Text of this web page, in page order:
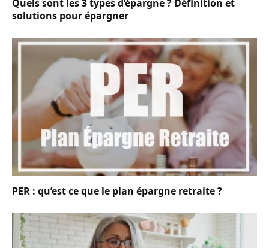
Quels sont les 3 types d’épargne ? Définition et
solutions pour épargner
PER : qu’est ce que le plan épargne retraite ?